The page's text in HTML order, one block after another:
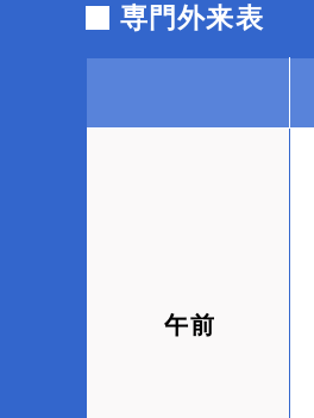
専門外来表
午前